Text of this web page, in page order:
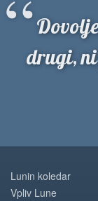
drugi,
“
Lunin koledar
Vpliv Lune